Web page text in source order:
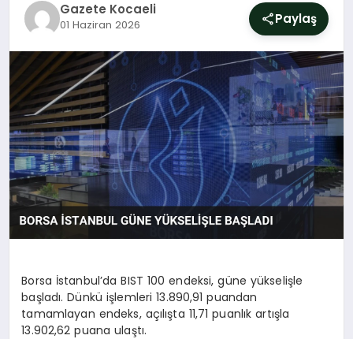
SIYASET
YAŞAM
DÜNYA
SAĞLIK
EĞITIM
Gazete Kocaeli
01 Haziran 2026 Paylaş
Borsa İstanbul’da BIST 100 endeksi, güne yükselişle
başladı. Dünkü işlemleri 13.890,91 puandan
tamamlayan endeks, açılışta 11,71 puanlık artışla
13.902,62 puana ulaştı.